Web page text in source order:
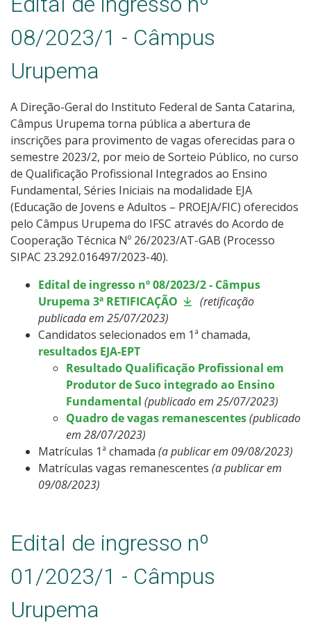
08/2023/1 - Câmpus
Urupema
A Direção-Geral do Instituto Federal de Santa Catarina,
Câmpus Urupema torna pública a abertura de
inscrições para provimento de vagas oferecidas para o
semestre 2023/2, por meio de Sorteio Público, no curso
de Qualificação Profissional Integrados ao Ensino
Fundamental, Séries Iniciais na modalidade EJA
(Educação de Jovens e Adultos – PROEJA/FIC) oferecidos
pelo Câmpus Urupema do IFSC através do Acordo de
Cooperação Técnica Nº 26/2023/AT-GAB (Processo
SIPAC 23.292.016497/2023-40).
Edital de ingresso nº 08/2023/2 - Câmpus
Urupema 3ª RETIFICAÇÃO
(retificação
publicada em 25/07/2023)
Candidatos selecionados em 1ª chamada,
resultados EJA-EPT
Resultado Qualificação Profissional em
Produtor de Suco integrado ao Ensino
Fundamental (publicado em 25/07/2023)
Quadro de vagas remanescentes(publicado
em 28/07/2023)
Matrículas 1ª chamada (a publicar em 09/08/2023)
Matrículas vagas remanescentes (a publicar em
09/08/2023)
Edital de ingresso nº
01/2023/1 - Câmpus
Urupema